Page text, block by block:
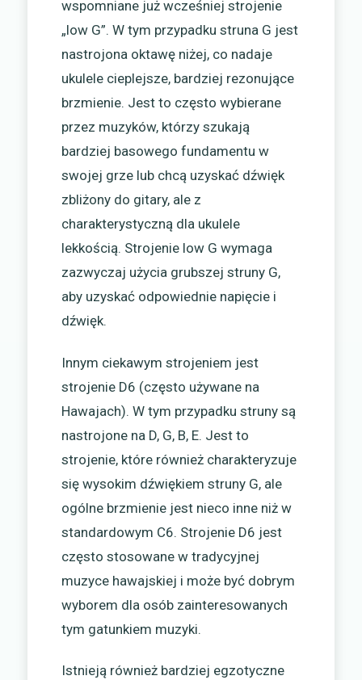
wspomniane już wcześniej strojenie
„low G”. W tym przypadku struna G jest
nastrojona oktawę niżej, co nadaje
ukulele cieplejsze, bardziej rezonujące
brzmienie. Jest to często wybierane
przez muzyków, którzy szukają
bardziej basowego fundamentu w
swojej grze lub chcą uzyskać dźwięk
zbliżony do gitary, ale z
charakterystyczną dla ukulele
lekkością. Strojenie low G wymaga
zazwyczaj użycia grubszej struny G,
aby uzyskać odpowiednie napięcie i
dźwięk.
Innym ciekawym strojeniem jest
strojenie D6 (często używane na
Hawajach). W tym przypadku struny są
nastrojone na D, G, B, E. Jest to
strojenie, które również charakteryzuje
się wysokim dźwiękiem struny G, ale
ogólne brzmienie jest nieco inne niż w
standardowym C6. Strojenie D6 jest
często stosowane w tradycyjnej
muzyce hawajskiej i może być dobrym
wyborem dla osób zainteresowanych
tym gatunkiem muzyki.
Istnieją również bardziej egzotyczne